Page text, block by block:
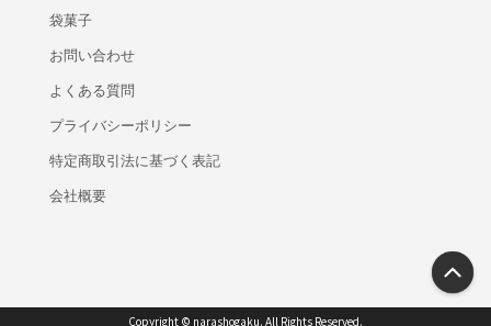
袋菓子
お問い合わせ
よくある質問
プライバシーポリシー
特定商取引法に基づく表記
会社概要
Copyright © narashogaku. All Rights Reserved.